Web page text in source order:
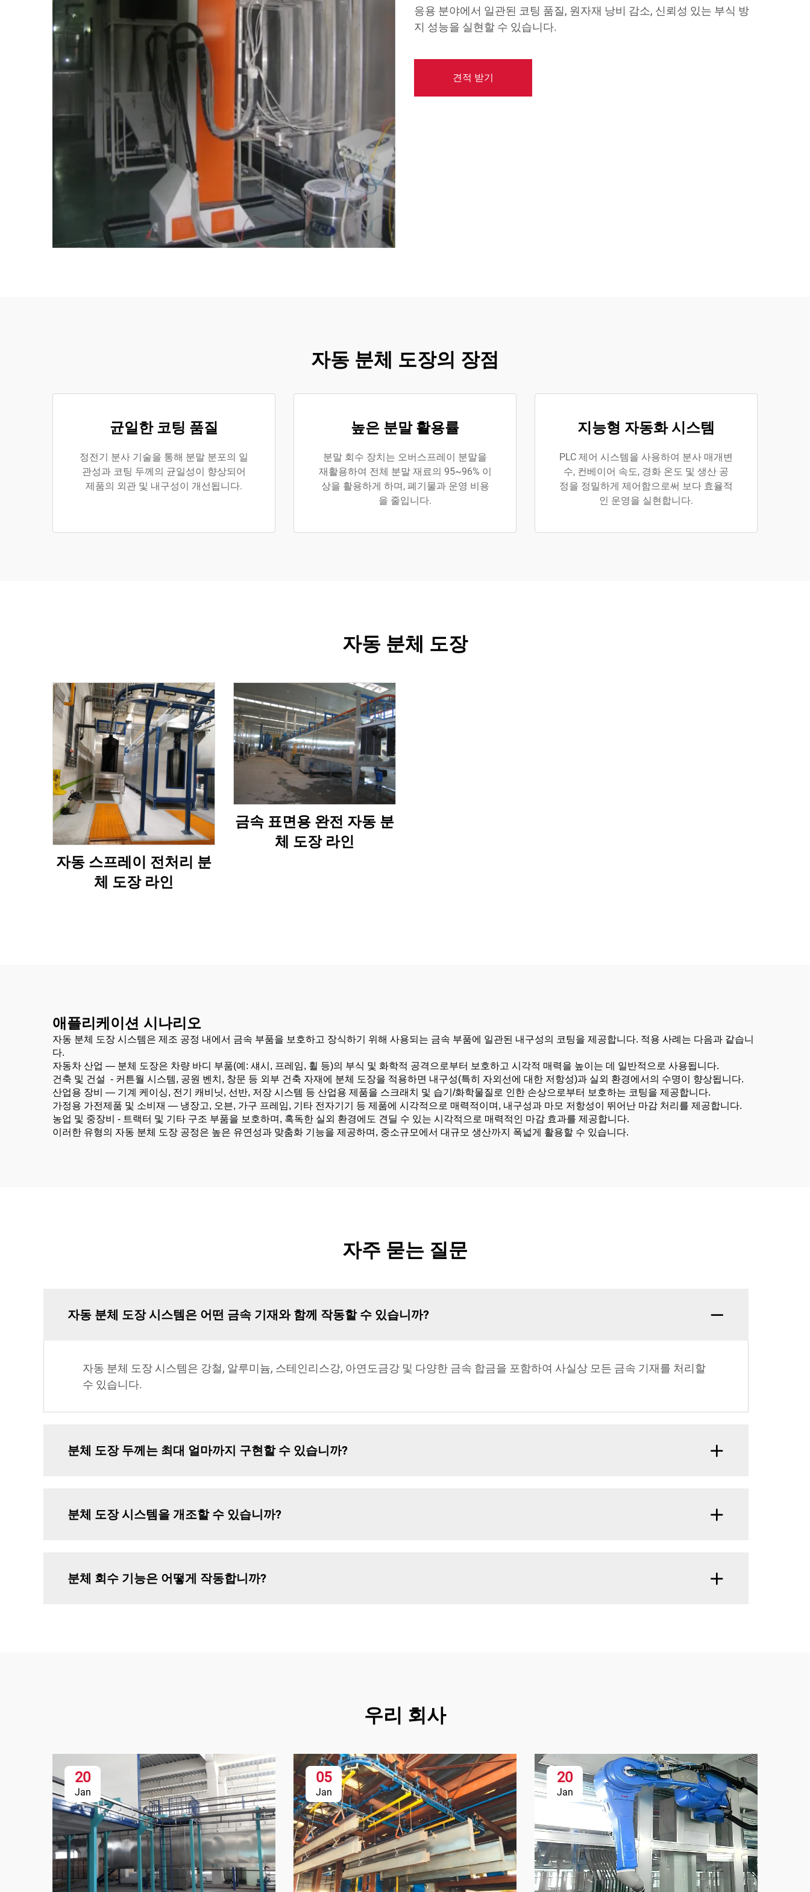
응용 분야에서 일관된 코팅 품질, 원자재 낭비 감소, 신뢰성 있는 부식 방
지 성능을 실현할 수 있습니다.
견적 받기
자동 분체 도장의 장점
균일한 코팅 품질
정전기 분사 기술을 통해 분말 분포의 일
관성과 코팅 두께의 균일성이 향상되어
제품의 외관 및 내구성이 개선됩니다.
높은 분말 활용률
분말 회수 장치는 오버스프레이 분말을
재활용하여 전체 분말 재료의 95~96% 이
상을 활용하게 하며, 폐기물과 운영 비용
을 줄입니다.
지능형 자동화 시스템
PLC 제어 시스템을 사용하여 분사 매개변
수, 컨베이어 속도, 경화 온도 및 생산 공
정을 정밀하게 제어함으로써 보다 효율적
인 운영을 실현합니다.
자동 분체 도장
자동 스프레이 전처리 분
체 도장 라인
금속 표면용 완전 자동 분
체 도장 라인
애플리케이션 시나리오
자동 분체 도장 시스템은 제조 공정 내에서 금속 부품을 보호하고 장식하기 위해 사용되는 금속 부품에 일관된 내구성의 코팅을 제공합니다. 적용 사례는 다음과 같습니
다.
자동차 산업 — 분체 도장은 차량 바디 부품(예: 섀시, 프레임, 휠 등)의 부식 및 화학적 공격으로부터 보호하고 시각적 매력을 높이는 데 일반적으로 사용됩니다.
건축 및 건설 - 커튼월 시스템, 공원 벤치, 창문 등 외부 건축 자재에 분체 도장을 적용하면 내구성(특히 자외선에 대한 저항성)과 실외 환경에서의 수명이 향상됩니다.
산업용 장비 — 기계 케이싱, 전기 캐비닛, 선반, 저장 시스템 등 산업용 제품을 스크래치 및 습기/화학물질로 인한 손상으로부터 보호하는 코팅을 제공합니다.
가정용 가전제품 및 소비재 — 냉장고, 오븐, 가구 프레임, 기타 전자기기 등 제품에 시각적으로 매력적이며, 내구성과 마모 저항성이 뛰어난 마감 처리를 제공합니다.
농업 및 중장비 - 트랙터 및 기타 구조 부품을 보호하며, 혹독한 실외 환경에도 견딜 수 있는 시각적으로 매력적인 마감 효과를 제공합니다.
이러한 유형의 자동 분체 도장 공정은 높은 유연성과 맞춤화 기능을 제공하며, 중소규모에서 대규모 생산까지 폭넓게 활용할 수 있습니다.
자주 묻는 질문
자동 분체 도장 시스템은 어떤 금속 기재와 함께 작동할 수 있습니까?
자동 분체 도장 시스템은 강철, 알루미늄, 스테인리스강, 아연도금강 및 다양한 금속 합금을 포함하여 사실상 모든 금속 기재를 처리할
수 있습니다.
분체 도장 두께는 최대 얼마까지 구현할 수 있습니까?
분체 도장 시스템을 개조할 수 있습니까?
분체 회수 기능은 어떻게 작동합니까?
우리 회사
20
Jan
05
Jan
20
Jan